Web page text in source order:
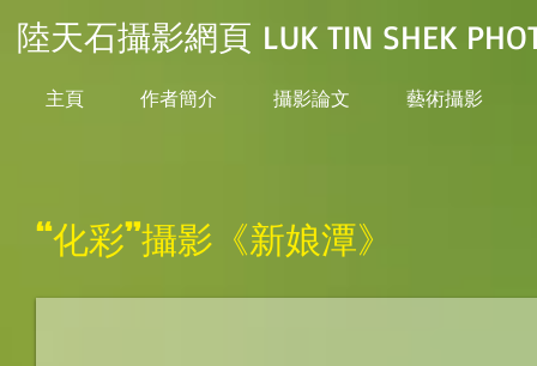
陸天石攝影網頁 LUK TIN SHEK
主頁 作者簡介 攝影論文 藝術攝影
“化彩”攝影《新娘潭》